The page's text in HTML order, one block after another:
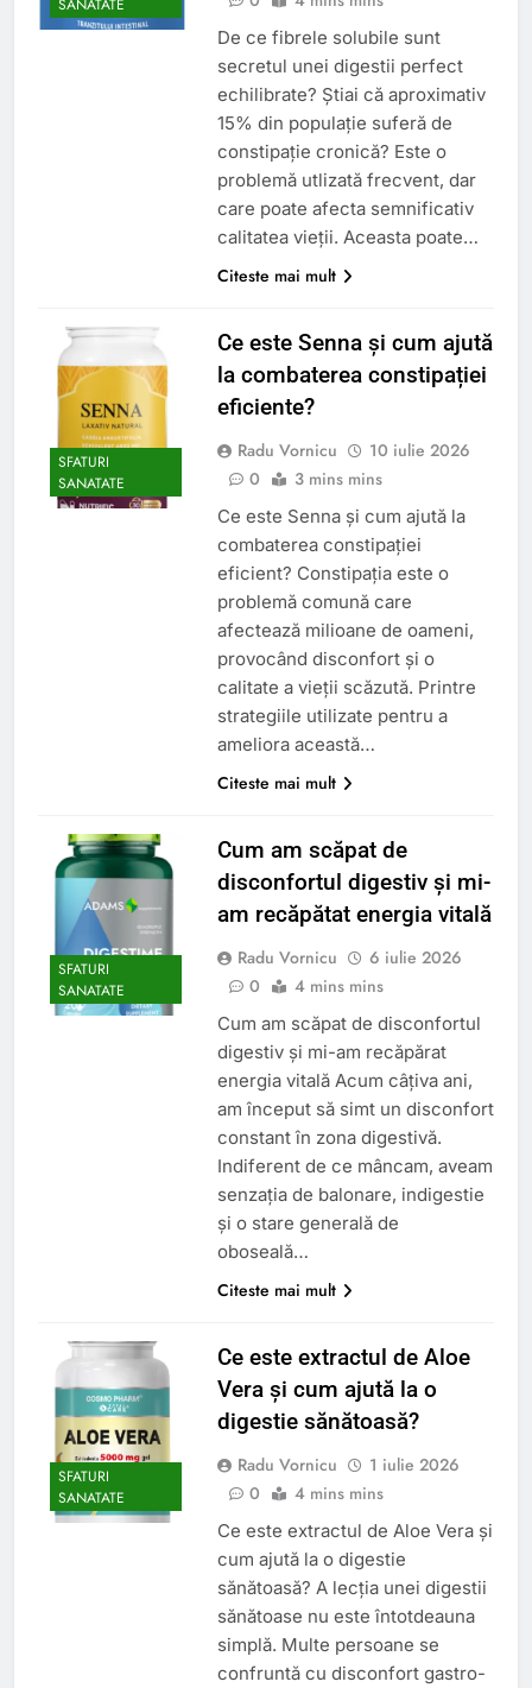
SANATATE
De ce fibrele solubile sunt
secretul unei digestii perfect
echilibrate? Știai că aproximativ
15% din populație suferă de
constipație cronică? Este o
problemă utlizată frecvent, dar
care poate afecta semnificativ
calitatea vieții. Aceasta poate…
Citeste mai mult
SFATURI
SANATATE
Ce este Senna și cum ajută
la combaterea constipației
eficiente?
Radu Vornicu
10 iulie 2026
0
3 mins mins
Ce este Senna și cum ajută la
combaterea constipației
eficient? Constipația este o
problemă comună care
afectează milioane de oameni,
provocând disconfort și o
calitate a vieții scăzută. Printre
strategiile utilizate pentru a
ameliora această…
Citeste mai mult
SFATURI
SANATATE
Cum am scăpat de
disconfortul digestiv și mi-
am recăpătat energia vitală
Radu Vornicu
6 iulie 2026
0
4 mins mins
Cum am scăpat de disconfortul
digestiv și mi-am recăpărat
energia vitală Acum câțiva ani,
am început să simt un disconfort
constant în zona digestivă.
Indiferent de ce mâncam, aveam
senzația de balonare, indigestie
și o stare generală de
oboseală…
Citeste mai mult
SFATURI
SANATATE
Ce este extractul de Aloe
Vera și cum ajută la o
digestie sănătoasă?
Radu Vornicu
1 iulie 2026
0
4 mins mins
Ce este extractul de Aloe Vera și
cum ajută la o digestie
sănătoasă? A lecția unei digestii
sănătoase nu este întotdeauna
simplă. Multe persoane se
confruntă cu disconfort gastro-